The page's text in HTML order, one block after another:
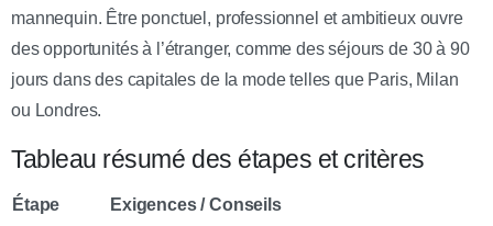
mannequin. Être ponctuel, professionnel et ambitieux ouvre
des opportunités à l’étranger, comme des séjours de 30 à 90
jours dans des capitales de la mode telles que Paris, Milan
ou Londres.
Tableau résumé des étapes et critères
Étape Exigences / Conseils